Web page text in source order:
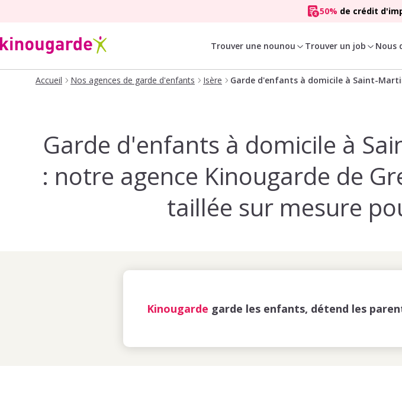
50% de crédit
Trouver une nounou Trouver un job Nous
Accueil Nos agences de garde d'enfants Isère Garde d'enfants à domicile à Saint-
Garde d'enfants à domicile à
: notre agence Kinougarde de
taillée sur mesure
Kinougarde garde les enfants, détend les